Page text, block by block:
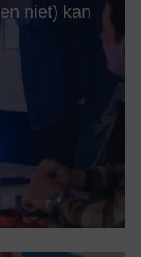
niet) kan